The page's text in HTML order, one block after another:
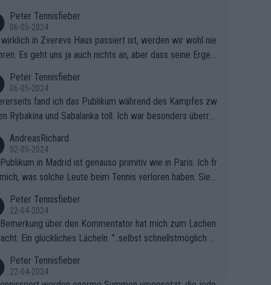
Peter Tennisfieber
06-05-2024
wirklich in Zverevs Haus passiert ist, werden wir wohl nie
Es geht uns ja auch nichts an, aber dass seine Ergeb
Peter Tennisfieber
06-05-2024
fand ich das Publikum während des Kampfes zw
Rybakina und Sabalanka toll. Ich war besonders überras
AndreasRichard
02-05-2024
in Madrid ist genauso primitiv wie in Paris. Ich fr
was solche Leute beim Tennis verloren haben. Sie s
Peter Tennisfieber
22-04-2024
über den Kommentator hat mich zum Lachen
Ein glückliches Lächeln. "..selbst schnellstmöglich na
Peter Tennisfieber
22-04-2024